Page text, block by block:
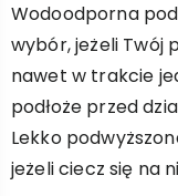
Wodoodporna
wybór, jeżeli Twój
nawet w trakcie
podłoże przed
Lekko
jeżeli ciecz się na